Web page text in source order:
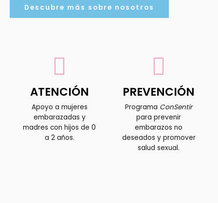
Descubre más sobre nosotros
ATENCIÓN
Apoyo a mujeres
embarazadas y
madres con hijos de 0
a 2 años.
PREVENCIÓN
Programa ConSentir
para prevenir
embarazos no
deseados y promover
salud sexual.